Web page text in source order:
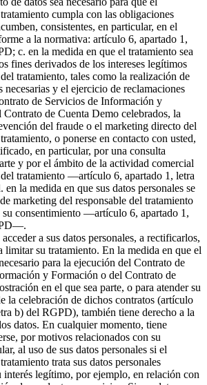
cumpla con las obligaciones
consistentes, en particular, en el
a la normativa: artículo 6, apartado 1,
c. en la medida en que el tratamiento sea
fines derivados de los intereses legítimos
tratamiento, tales como la realización de
necesarias y el ejercicio de reclamaciones
de Servicios de Información y
de Cuenta Demo celebrados, la
del fraude o el marketing directo del
o ponerse en contacto con usted,
en particular, por una consulta
y por el ámbito de la actividad comercial
tratamiento —artículo 6, apartado 1, letra
la medida en que sus datos personales se
marketing del responsable del tratamiento
su consentimiento —artículo 6, apartado 1,
a sus datos personales, a rectificarlos,
limitar su tratamiento. En la medida en que el
para la ejecución del Contrato de
y Formación o del Contrato de
en el que sea parte, o para atender su
la celebración de dichos contratos (artículo
b) del RGPD), también tiene derecho a la
datos. En cualquier momento, tiene
por motivos relacionados con su
al uso de sus datos personales si el
trata sus datos personales
interés legítimo, por ejemplo, en relación con